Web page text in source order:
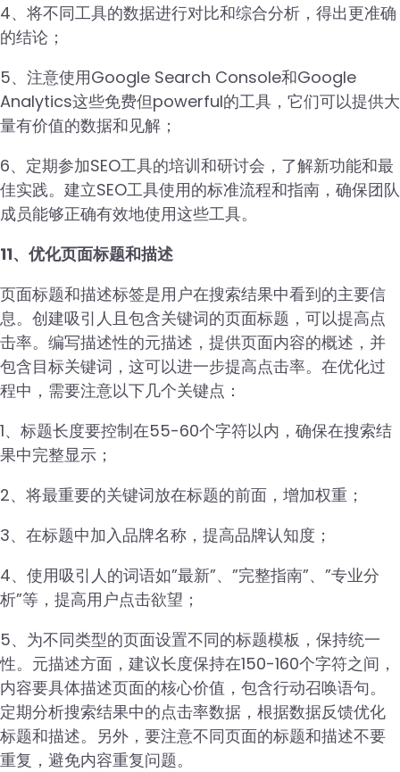
4、将不同工具的数据进行对比和综合分析，得出更准确
的结论；
5、注意使用Google Search Console和Google
Analytics这些免费但powerful的工具，它们可以提供大
量有价值的数据和见解；
6、定期参加SEO工具的培训和研讨会，了解新功能和最
佳实践。建立SEO工具使用的标准流程和指南，确保团队
成员能够正确有效地使用这些工具。
11、优化页面标题和描述
页面标题和描述标签是用户在搜索结果中看到的主要信
息。创建吸引人且包含关键词的页面标题，可以提高点
击率。编写描述性的元描述，提供页面内容的概述，并
包含目标关键词，这可以进一步提高点击率。在优化过
程中，需要注意以下几个关键点：
1、标题长度要控制在55-60个字符以内，确保在搜索结
果中完整显示；
2、将最重要的关键词放在标题的前面，增加权重；
3、在标题中加入品牌名称，提高品牌认知度；
4、使用吸引人的词语如”最新”、”完整指南”、”专业分
析”等，提高用户点击欲望；
5、为不同类型的页面设置不同的标题模板，保持统一
性。元描述方面，建议长度保持在150-160个字符之间，
内容要具体描述页面的核心价值，包含行动召唤语句。
定期分析搜索结果中的点击率数据，根据数据反馈优化
标题和描述。另外，要注意不同页面的标题和描述不要
重复，避免内容重复问题。